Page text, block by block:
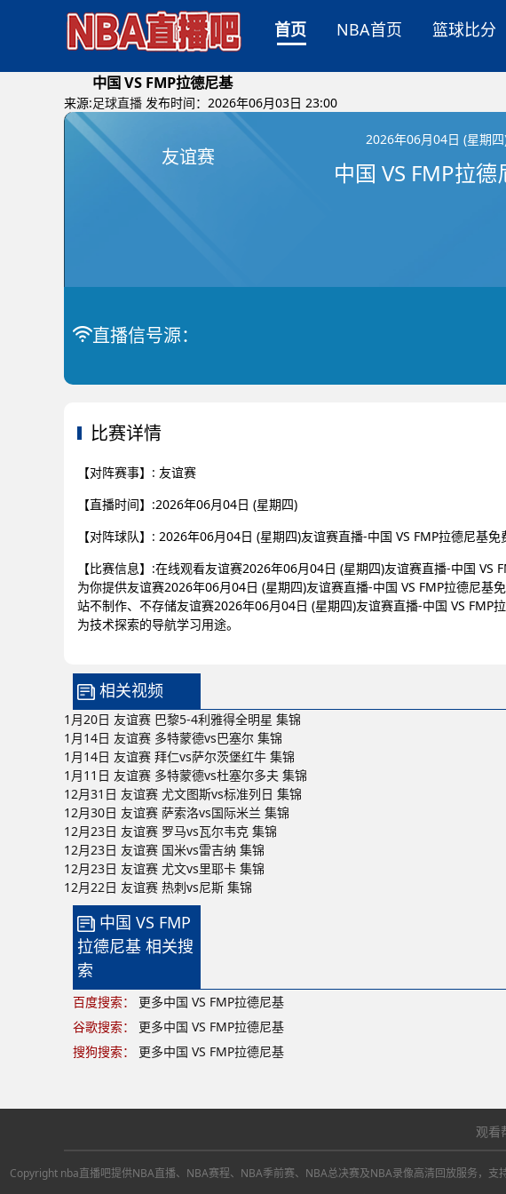
首页 NBA首页 篮球比分
中国 VS FMP拉德尼基
来源:足球直播 发布时间：2026年06月03日 23:00
友谊赛
2026年06月04日 (星期
中国 VS FMP拉德
直播信号源：
比赛详情
【对阵赛事】: 友谊赛
【直播时间】:2026年06月04日 (星期四)
【对阵球队】: 2026年06月04日 (星期四)友谊赛直播-中国 VS FMP拉德尼基
【比赛信息】:在线观看友谊赛2026年06月04日 (星期四)友谊赛直播-中国 VS
为你提供友谊赛2026年06月04日 (星期四)友谊赛直播-中国 VS FMP拉德尼基
站不制作、不存储友谊赛2026年06月04日 (星期四)友谊赛直播-中国 VS FMP
为技术探索的导航学习用途。
相关视频
1月20日 友谊赛 巴黎5-4利雅得全明星 集锦
1月14日 友谊赛 多特蒙德vs巴塞尔 集锦
1月14日 友谊赛 拜仁vs萨尔茨堡红牛 集锦
1月11日 友谊赛 多特蒙德vs杜塞尔多夫 集锦
12月31日 友谊赛 尤文图斯vs标准列日 集锦
12月30日 友谊赛 萨索洛vs国际米兰 集锦
12月23日 友谊赛 罗马vs瓦尔韦克 集锦
12月23日 友谊赛 国米vs雷吉纳 集锦
12月23日 友谊赛 尤文vs里耶卡 集锦
12月22日 友谊赛 热刺vs尼斯 集锦
中国 VS FMP
拉德尼基 相关搜
索
百度搜索：
更多中国 VS FMP拉德尼基
谷歌搜索：
更多中国 VS FMP拉德尼基
搜狗搜索：
更多中国 VS FMP拉德尼基
观看
Copyright nba直播吧提供NBA直播、NBA赛程、NBA季前赛、NBA总决赛及NBA录像高清回放服务，